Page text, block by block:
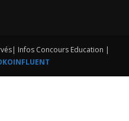
Infos Concours Education |